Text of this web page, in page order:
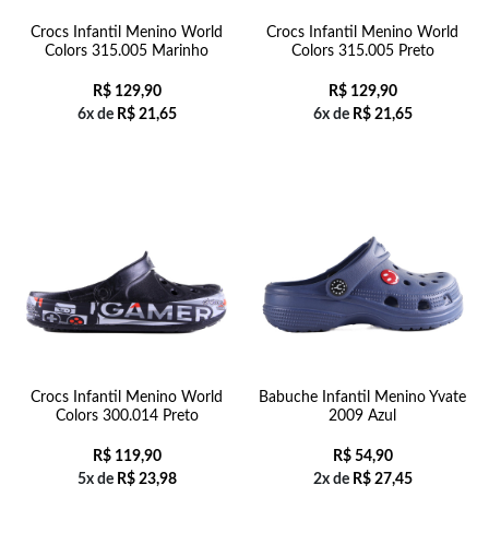
Crocs Infantil Menino World
Colors 315.005 Marinho
R$129,90
6x de R$21,65
Crocs Infantil Menino World
Colors 315.005 Preto
R$129,90
6x de R$21,65
Crocs Infantil Menino World
Colors 300.014 Preto
R$119,90
5x de R$23,98
Babuche Infantil Menino Yvate
2009 Azul
R$54,90
2x de R$27,45